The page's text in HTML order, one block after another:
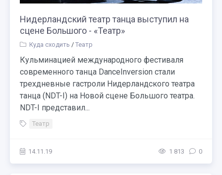
Нидерландский театр танца выступил на
сцене Большого - «Театр»
Куда сходить / Театр
Кульминацией международного фестиваля
современного танца DanceInversion стали
трехдневные гастроли Нидерландского театра
танца (NDT-I) на Новой сцене Большого театра.
NDT-I представил...
Театр
14.11.19 1 813 0